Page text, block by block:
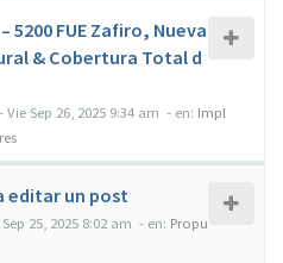
5200 FUE Zafiro, Nueva
& Cobertura Total d
-Vie Sep 26, 2025 9:34 am - en: Impl
editar un post
25, 2025 8:02 am - en: Propu